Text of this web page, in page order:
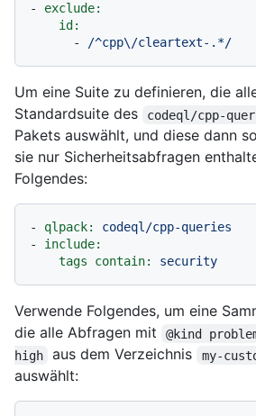
-
exclude:
id:
-
/^cpp\/cleartext-.*/
Um eine Suite zu definieren, die
Standardsuite des
codeql/cpp-
Pakets auswählt, und diese dann
sie nur Sicherheitsabfragen
Folgendes:
- qlpack:
codeql/cpp-queries
-
include:
tags contain:
security
Verwende Folgendes, um eine
die alle Abfragen mit
@kind
high
aus dem Verzeichnis my-
auswählt: